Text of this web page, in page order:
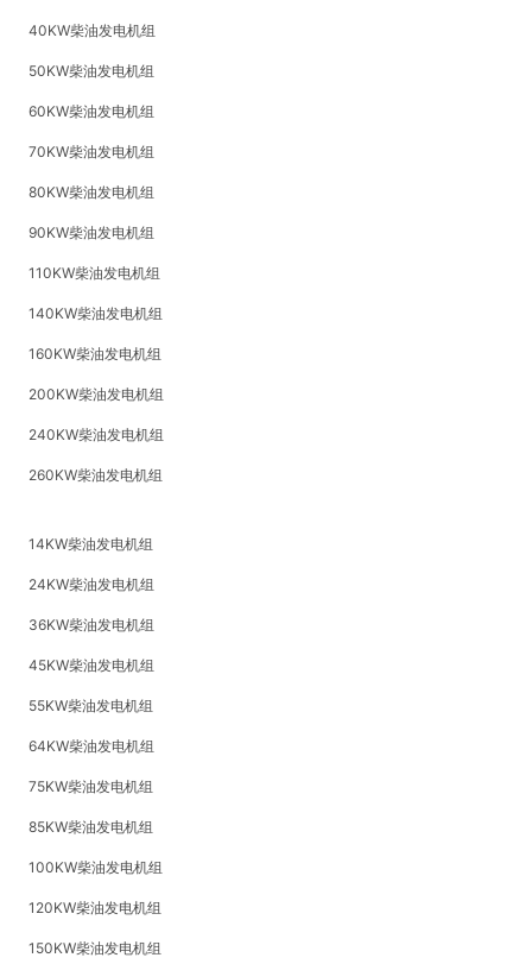
40KW柴油发电机组
50KW柴油发电机组
60KW柴油发电机组
70KW柴油发电机组
80KW柴油发电机组
90KW柴油发电机组
110KW柴油发电机组
140KW柴油发电机组
160KW柴油发电机组
200KW柴油发电机组
240KW柴油发电机组
260KW柴油发电机组
14KW柴油发电机组
24KW柴油发电机组
36KW柴油发电机组
45KW柴油发电机组
55KW柴油发电机组
64KW柴油发电机组
75KW柴油发电机组
85KW柴油发电机组
100KW柴油发电机组
120KW柴油发电机组
150KW柴油发电机组